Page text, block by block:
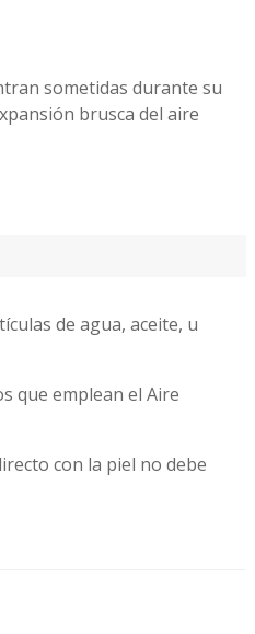
sometidas durante su
brusca del aire
de agua, aceite, u
que emplean el Aire
con la piel no debe